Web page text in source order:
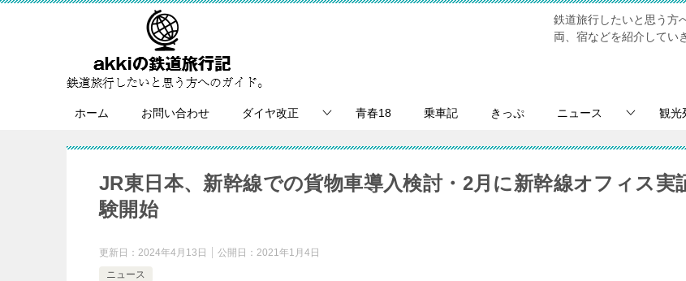
鉄道旅行したいと思う方
両、宿などを紹介してい
ホーム お問い合わせ ダイヤ改正 青春18 乗車記 きっぷ ニュース 観光
JR東日本、新幹線での貨物車導入検討・2月に新幹線オフィス実
験開始
更新日： 2024年4月13日 公開日： 2021年1月4日
ニュース